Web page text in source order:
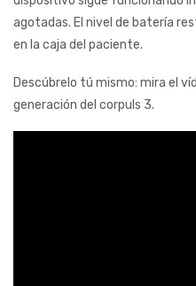
agotadas. El nivel de batería
en la caja del paciente.
Descúbrelo tú mismo: mira el
generación del corpuls 3.